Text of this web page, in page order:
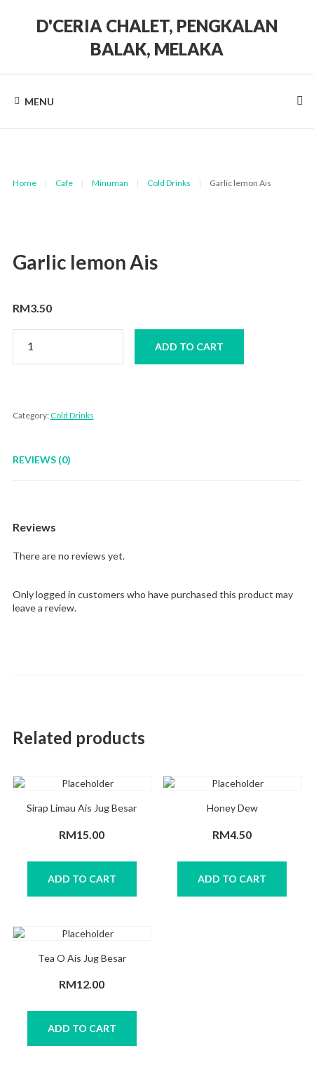
D'CERIA CHALET, PENGKALAN
BALAK, MELAKA
unitMENU
Home | Cafe | Minuman | Cold Drinks | Garlic lemon Ais
Garlic lemon Ais
RM3.50
lemon
Ais
ADD TO CART
Category: Cold Drinks
REVIEWS (0)
Reviews
There are no reviews yet.
Only logged in customers who have purchased this product may
leave a review.
Related products
Sirap Limau Ais Jug Besar
RM15.00
ADD TO CART
Honey Dew
RM4.50
ADD TO CART
Tea O Ais Jug Besar
RM12.00
ADD TO CART